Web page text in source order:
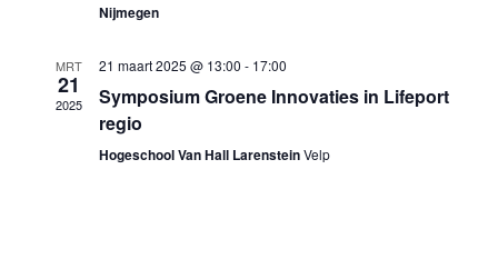
Nijmegen
MRT
21
2025
21 maart 2025 @ 13:00 - 17:00
Symposium Groene Innovaties in Lifeport
regio
Hogeschool Van Hall LarensteinVelp